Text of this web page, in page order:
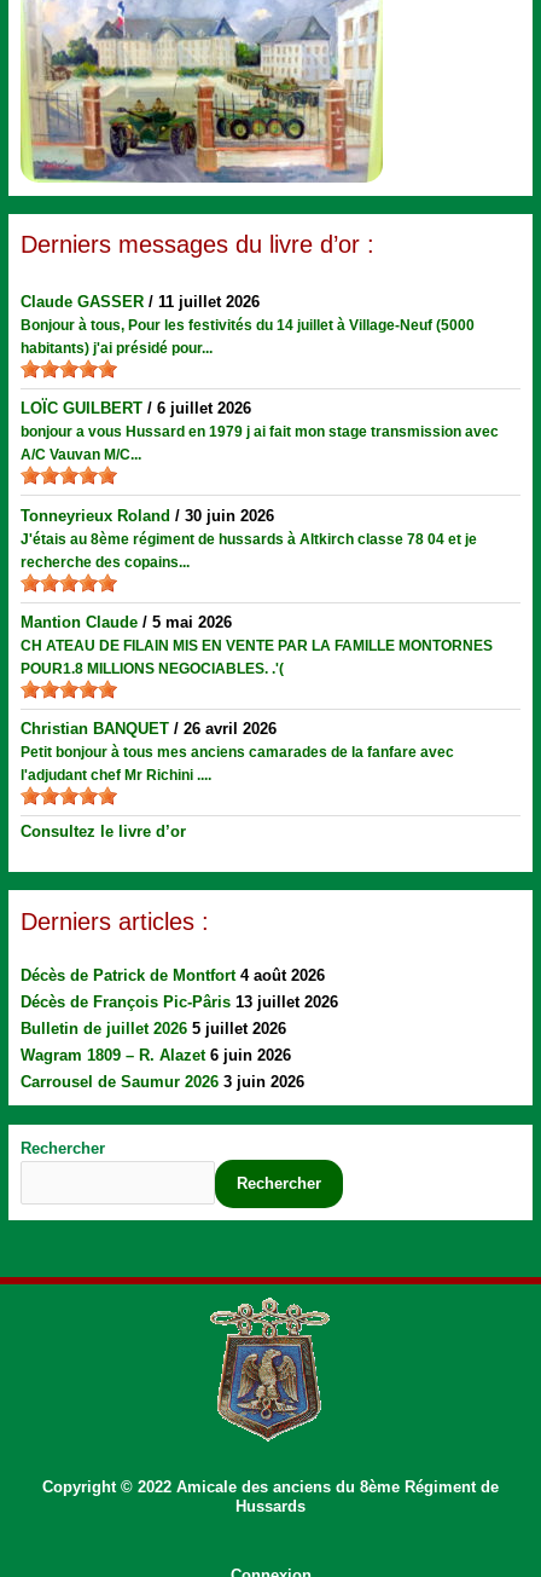
Derniers messages du livre d’or :
Claude GASSER /11 juillet 2026
Bonjour à tous, Pour les festivités du 14 juillet à Village-Neuf (5000
habitants) j'ai présidé pour...
LOÏC GUILBERT /6 juillet 2026
bonjour a vous Hussard en 1979 j ai fait mon stage transmission avec
A/C Vauvan M/C...
Tonneyrieux Roland /30 juin 2026
J'étais au 8ème régiment de hussards à Altkirch classe 78 04 et je
recherche des copains...
Mantion Claude /5 mai 2026
CH ATEAU DE FILAIN MIS EN VENTE PAR LA FAMILLE MONTORNES
POUR1.8 MILLIONS NEGOCIABLES. .'(
Christian BANQUET /26 avril 2026
Petit bonjour à tous mes anciens camarades de la fanfare avec
l'adjudant chef Mr Richini ....
Consultez le livre d’or
Derniers articles :
Décès de Patrick de Montfort 4 août 2026
Décès de François Pic-Pâris 13 juillet 2026
Bulletin de juillet 2026 5 juillet 2026
Wagram 1809 – R. Alazet 6 juin 2026
Carrousel de Saumur 2026 3 juin 2026
Rechercher
Rechercher
Copyright © 2022 Amicale des anciens du 8ème Régiment de
Hussards